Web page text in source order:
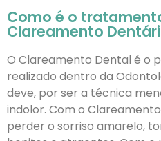
Como é o
Clareamento
O Clareamento Dental é o
realizado dentro da
deve, por ser a técnica
indolor. Com o
perder o sorriso amarelo,